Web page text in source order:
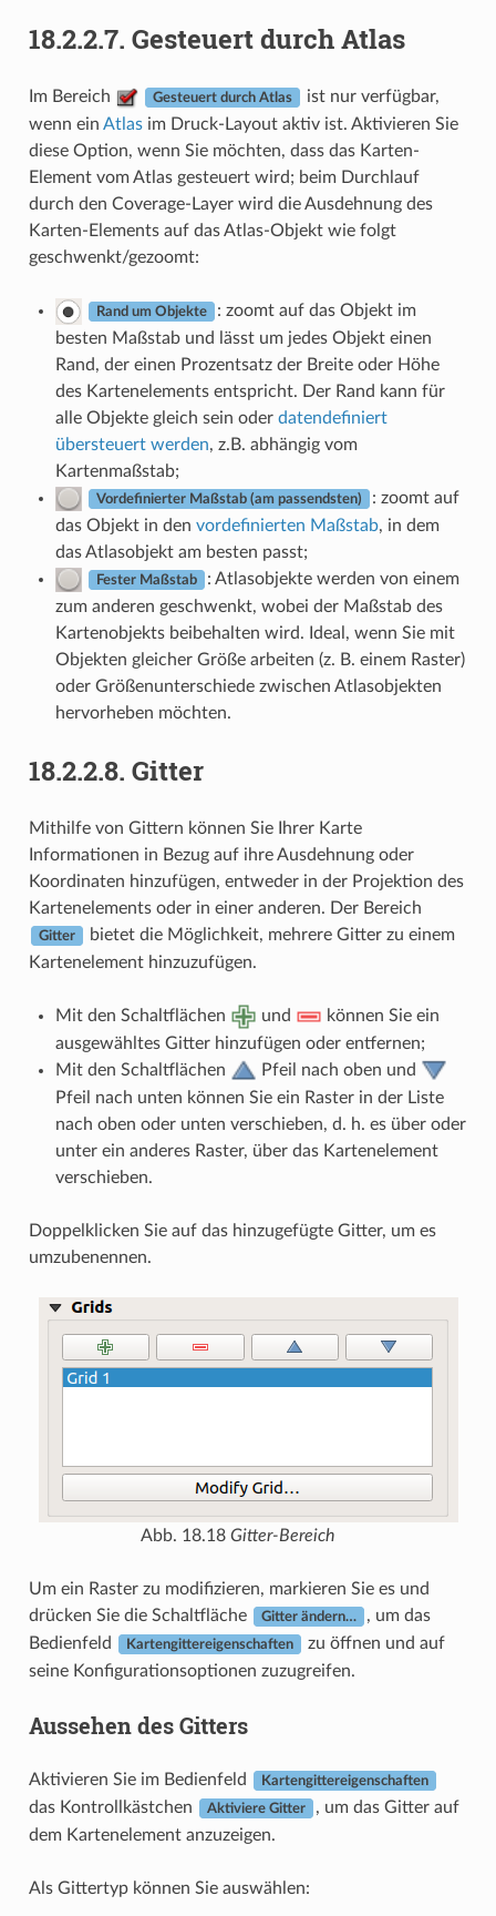
18.2.2.7. Gesteuert durch Atlas
Im Bereich Gesteuert durch Atlas
ist nur verfügbar,
wenn ein Atlasim Druck-Layout aktiv ist. Aktivieren Sie
diese Option, wenn Sie möchten, dass das Karten-
Element vom Atlas gesteuert wird; beim Durchlauf
durch den Coverage-Layer wird die Ausdehnung des
Karten-Elements auf das Atlas-Objekt wie folgt
geschwenkt/gezoomt:
Rand um Objekte
: zoomt auf das Objekt im
besten Maßstab und lässt um jedes Objekt einen
Rand, der einen Prozentsatz der Breite oder Höhe
des Kartenelements entspricht. Der Rand kann für
alle Objekte gleich sein oder datendefiniert
übersteuert werden, z.B. abhängig vom
Kartenmaßstab;
Vordefinierter Maßstab (am passendsten)
: zoomt auf
das Objekt in den vordefinierten Maßstab, in dem
das Atlasobjekt am besten passt;
Fester Maßstab
: Atlasobjekte werden von einem
zum anderen geschwenkt, wobei der Maßstab des
Kartenobjekts beibehalten wird. Ideal, wenn Sie mit
Objekten gleicher Größe arbeiten (z. B. einem Raster)
oder Größenunterschiede zwischen Atlasobjekten
hervorheben möchten.
18.2.2.8. Gitter
Mithilfe von Gittern können Sie Ihrer Karte
Informationen in Bezug auf ihre Ausdehnung oder
Koordinaten hinzufügen, entweder in der Projektion des
Kartenelements oder in einer anderen. Der Bereich
Gitter
bietet die Möglichkeit, mehrere Gitter zu einem
Kartenelement hinzuzufügen.
Mit den Schaltflächen und
können Sie ein
ausgewähltes Gitter hinzufügen oder entfernen;
Mit den Schaltflächen
Pfeil nach oben und
Pfeil nach unten können Sie ein Raster in der Liste
nach oben oder unten verschieben, d. h. es über oder
unter ein anderes Raster, über das Kartenelement
verschieben.
Doppelklicken Sie auf das hinzugefügte Gitter, um es
umzubenennen.
Abb. 18.18 Gitter-Bereich
Um ein Raster zu modifizieren, markieren Sie es und
drücken Sie die Schaltfläche
Gitter ändern…
, um das
Bedienfeld
Kartengittereigenschaften
zu öffnen und auf
seine Konfigurationsoptionen zuzugreifen.
Aussehen des Gitters
Aktivieren Sie im Bedienfeld Kartengittereigenschaften
das Kontrollkästchen Aktiviere Gitter
, um das Gitter auf
dem Kartenelement anzuzeigen.
Als Gittertyp können Sie auswählen: